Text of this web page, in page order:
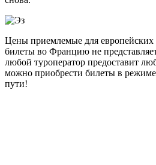
Цены приемлемые для европейских
билеты во Францию не
любой туроператор предоставит
можно приобрести билеты в
пути!